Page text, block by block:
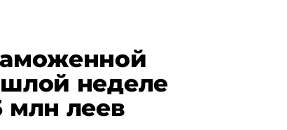
неделе
млн леев